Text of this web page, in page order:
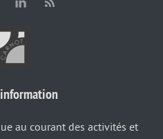
au courant des activités et